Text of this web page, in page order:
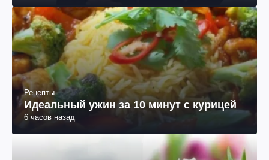
Рецепты
Идеальный ужин за 10 минут с курицей